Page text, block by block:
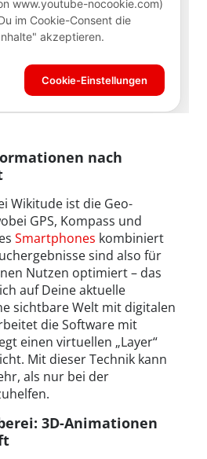
nach
Wikitude ist die Geo-
GPS, Kompass und
Smartphones kombiniert
sind also für
Nutzen optimiert – das
auf Deine aktuelle
sichtbare Welt mit digitalen
die Software mit
einen virtuellen „Layer“
Mit dieser Technik kann
als nur bei der
3D-Animationen